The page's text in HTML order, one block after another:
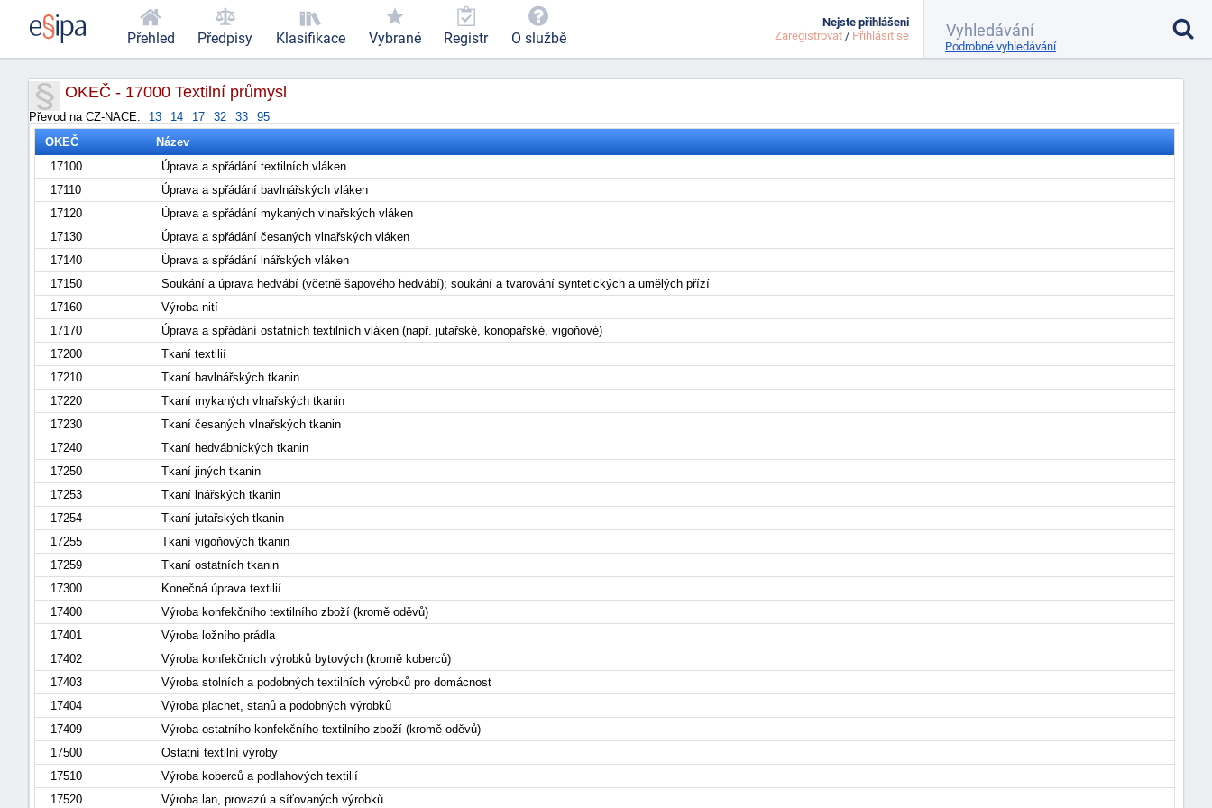
OKEČ - 17000 Textilní průmysl
Převod na CZ-NACE: 13 14 17 32 33
95
OKEČ
Název
17100
Úprava a spřádání textilních vláken
17110
Úprava a spřádání bavlnářských vláken
17120
Úprava a spřádání mykaných vlnařských vláken
17130
Úprava a spřádání česaných vlnařských vláken
17140
Úprava a spřádání lnářských vláken
17150
Soukání a úprava hedvábí (včetně šapového hedvábí); soukání a tvarování syntetických a umělých přízí
17160
Výroba nití
17170
Úprava a spřádání ostatních textilních vláken (např. jutařské, konopářské, vigoňové)
17200
Tkaní textilií
17210
Tkaní bavlnářských tkanin
17220
Tkaní mykaných vlnařských tkanin
17230
Tkaní česaných vlnařských tkanin
17240
Tkaní hedvábnických tkanin
17250
Tkaní jiných tkanin
17253
Tkaní lnářských tkanin
17254
Tkaní jutařských tkanin
17255
Tkaní vigoňových tkanin
17259
Tkaní ostatních tkanin
17300
Konečná úprava textilií
17400
Výroba konfekčního textilního zboží (kromě oděvů)
17401
Výroba ložního prádla
17402
Výroba konfekčních výrobků bytových (kromě koberců)
17403
Výroba stolních a podobných textilních výrobků pro domácnost
17404
Výroba plachet, stanů a podobných výrobků
17409
Výroba ostatního konfekčního textilního zboží (kromě oděvů)
17500
Ostatní textilní výroby
17510
Výroba koberců a podlahových textilií
17520
Výroba lan, provazů a síťovaných výrobků
Přehled Předpisy Klasifikace Vybrané Registr O službě
Nejste přihlášeni
Zaregistrovat / Přihlásit se
Podrobné vyhledávání